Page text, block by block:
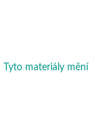
Tyto materiály mění